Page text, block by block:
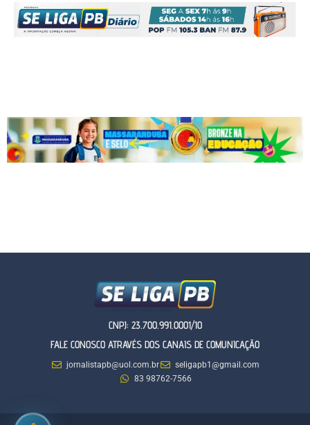
CNPJ: 23.700.991.0001/10
FALE CONOSCO ATRAVÉS DOS CANAIS DE COMUNICAÇÃO
jornalistapb@uol.com.br
seligapb1@gmail.com
83 98762-7566